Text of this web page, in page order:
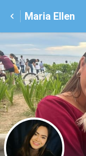
Maria Ellen
M